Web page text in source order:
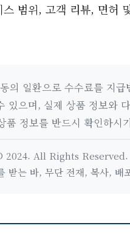
범위, 고객 리뷰, 면허
의 일환으로 수수료를 지
있으며, 실제 상품 정보와
품 정보를 반드시 확인하시
All Rights Reserved.
받는 바, 무단 전재, 복사, 배